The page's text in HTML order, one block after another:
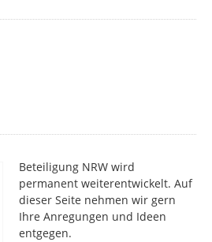
Beteiligung NRW wird
permanent weiterentwickelt. Auf
dieser Seite nehmen wir gern
Ihre Anregungen und Ideen
entgegen.